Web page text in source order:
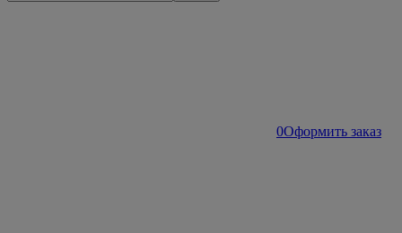
0Оформить заказ